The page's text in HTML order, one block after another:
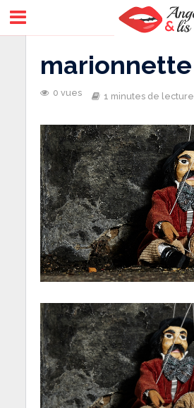
marionnette
0 vues 1 minutes de lecture